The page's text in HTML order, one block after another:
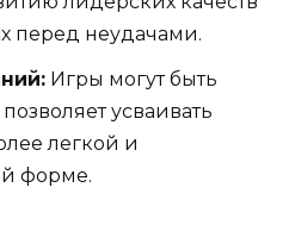
перед неудачами.
Игры могут быть
усваивать
легкой и
форме.